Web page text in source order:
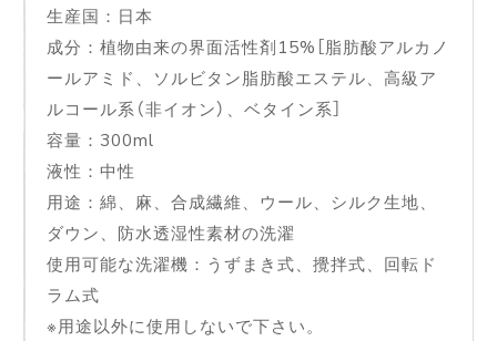
生産国：日本
成分：植物由来の界面活性剤15%［脂肪酸アルカノ
ールアミド、ソルビタン脂肪酸エステル、高級ア
ルコール系（非イオン）、ベタイン系］
容量：300ml
液性：中性
用途：綿、麻、合成繊維、ウール、シルク生地、
ダウン、防水透湿性素材の洗濯
使用可能な洗濯機：うずまき式、攪拌式、回転ド
ラム式
※用途以外に使用しないで下さい。